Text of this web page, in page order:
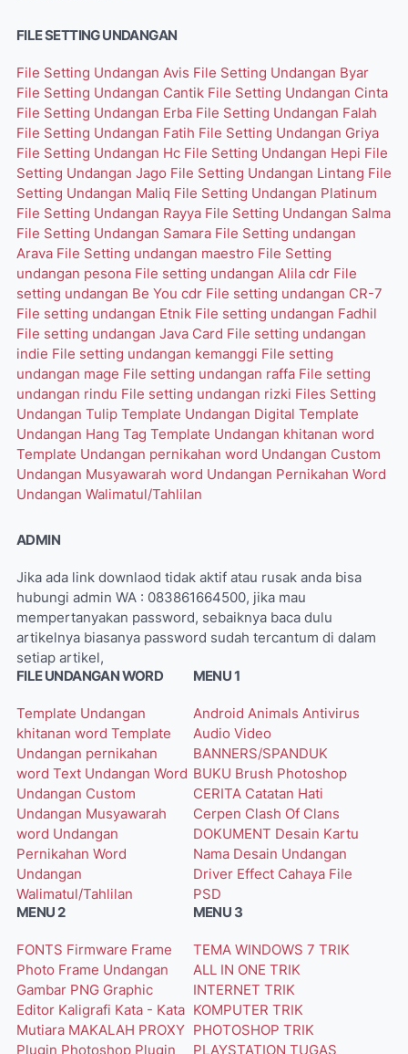
FILE SETTING UNDANGAN
File Setting Undangan Avis File Setting Undangan Byar
File Setting Undangan Cantik File Setting Undangan Cinta
File Setting Undangan Erba File Setting Undangan Falah
File Setting Undangan Fatih File Setting Undangan Griya
File Setting Undangan Hc File Setting Undangan Hepi File
Setting Undangan Jago File Setting Undangan Lintang File
Setting Undangan Maliq File Setting Undangan Platinum
File Setting Undangan Rayya File Setting Undangan Salma
File Setting Undangan Samara File Setting undangan
Arava File Setting undangan maestro File Setting
undangan pesona File setting undangan Alila cdr File
setting undangan Be You cdr File setting undangan CR-7
File setting undangan Etnik File setting undangan Fadhil
File setting undangan Java Card File setting undangan
indie File setting undangan kemanggi File setting
undangan mage File setting undangan raffa File setting
undangan rindu File setting undangan rizki Files Setting
Undangan Tulip Template Undangan Digital Template
Undangan Hang Tag Template Undangan khitanan word
Template Undangan pernikahan word Undangan Custom
Undangan Musyawarah word Undangan Pernikahan Word
Undangan Walimatul/Tahlilan
ADMIN
Jika ada link downlaod tidak aktif atau rusak anda bisa
hubungi admin WA : 083861664500, jika mau
mempertanyakan password, sebaiknya baca dulu
artikelnya biasanya password sudah tercantum di dalam
setiap artikel,
FILE UNDANGAN WORD
Template Undangan
khitanan word Template
Undangan pernikahan
word Text Undangan Word
Undangan Custom
Undangan Musyawarah
word Undangan
Pernikahan Word
Undangan
Walimatul/Tahlilan
MENU 1
Android Animals Antivirus
Audio Video
BANNERS/SPANDUK
BUKU Brush Photoshop
CERITA Catatan Hati
Cerpen Clash Of Clans
DOKUMENT Desain Kartu
Nama Desain Undangan
Driver Effect Cahaya File
PSD
MENU 2
FONTS Firmware Frame
Photo Frame Undangan
Gambar PNG Graphic
Editor Kaligrafi Kata - Kata
Mutiara MAKALAH PROXY
Plugin Photoshop Plugin
MENU 3
TEMA WINDOWS 7 TRIK
ALL IN ONE TRIK
INTERNET TRIK
KOMPUTER TRIK
PHOTOSHOP TRIK
PLAYSTATION TUGAS